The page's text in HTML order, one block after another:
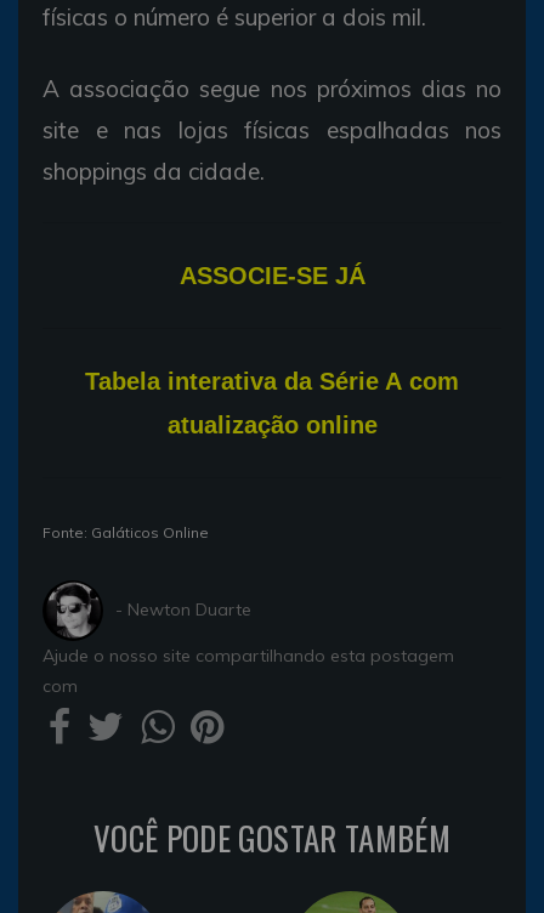
físicas o número é superior a dois mil.
A associação segue nos próximos dias no
site e nas lojas físicas espalhadas nos
shoppings da cidade.
ASSOCIE-SE JÁ
Tabela interativa da Série A com
atualização online
Fonte: Galáticos Online
- Newton Duarte
Ajude o nosso site compartilhando esta postagem
com
VOCÊ PODE GOSTAR TAMBÉM